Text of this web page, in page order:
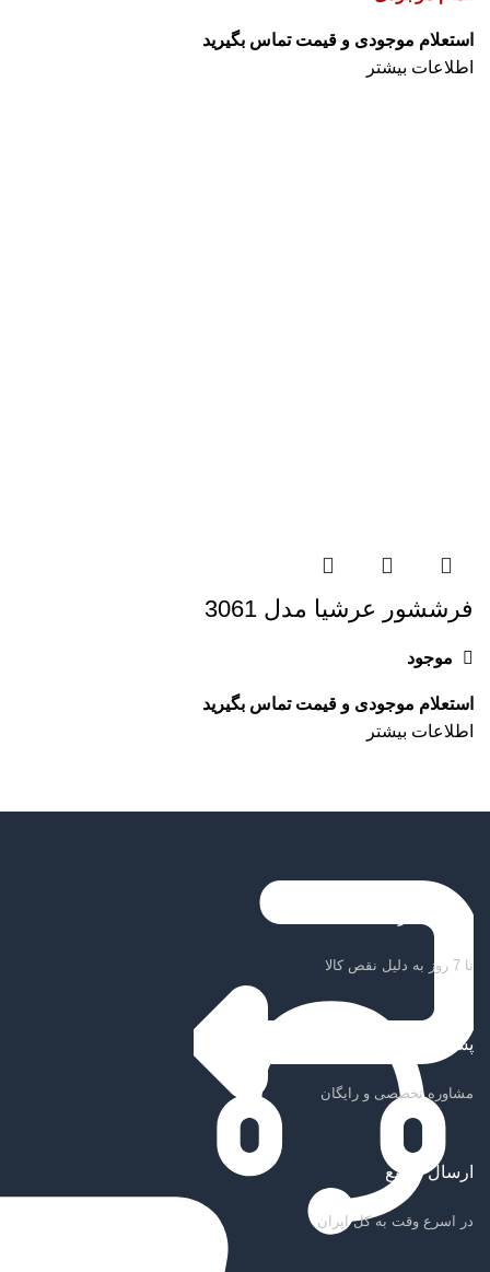
اطلاعات بیشتر
فرششور عرشیا مدل 3061
موجود
اطلاعات بیشتر
ضمانت بازگشت کالا
تا 7 روز به دلیل نقص کالا
پشتیبانی سریع
مشاوره تخصصی و رایگان
ارسال سریع
در اسرع وقت به کل ایران